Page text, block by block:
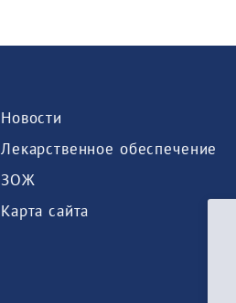
Новости
Лекарственное обеспечение
ЗОЖ
Карта сайта